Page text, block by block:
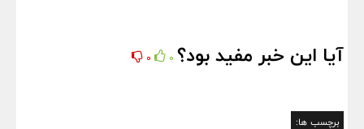
آیا این خبر مفید بود؟ 0
0
برچسب ها: